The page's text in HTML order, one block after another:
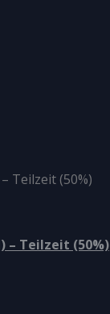
– Teilzeit (50%)